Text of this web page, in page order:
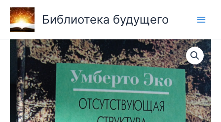
Перейти
содержимому
Библиотека будущего